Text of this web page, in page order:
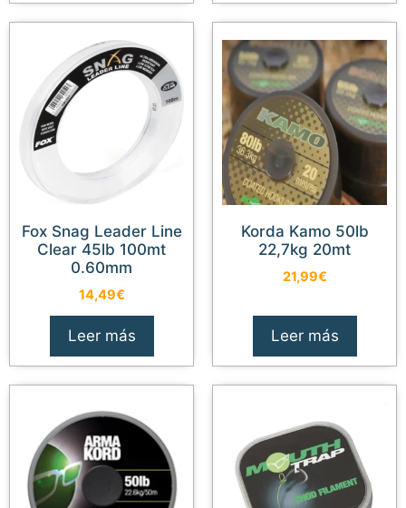
Fox Snag Leader Line
Clear 45lb 100mt
0.60mm
14,49€
Leer más
Korda Kamo 50lb
22,7kg 20mt
21,99€
Leer más